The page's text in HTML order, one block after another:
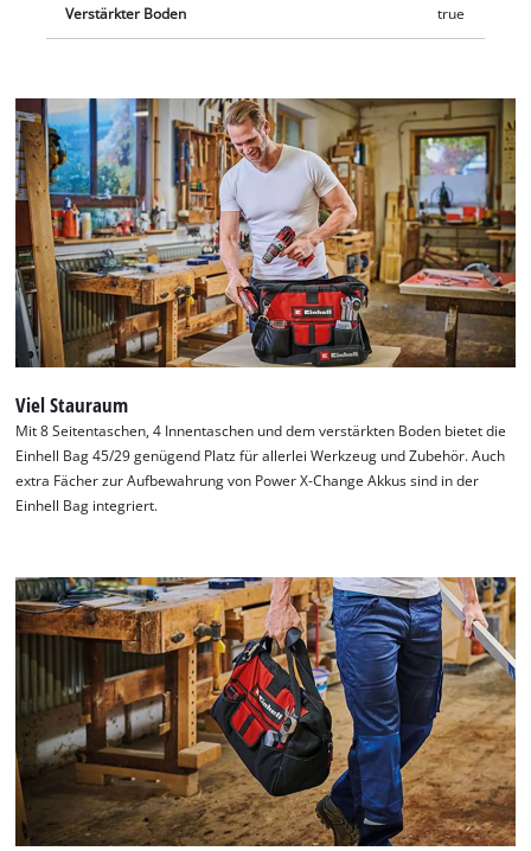
Verstärkter Boden true
Viel Stauraum
Mit 8 Seitentaschen, 4 Innentaschen und dem verstärkten Boden bietet die
Einhell Bag 45/29 genügend Platz für allerlei Werkzeug und Zubehör. Auch
extra Fächer zur Aufbewahrung von Power X-Change Akkus sind in der
Einhell Bag integriert.